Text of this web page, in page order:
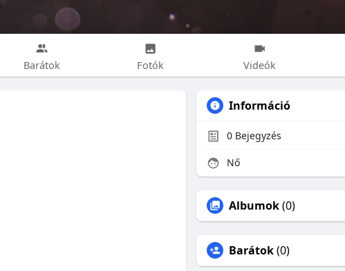
Barátok Fotók Videók
Információ
0 Bejegyzés
Nő
Albumok(0)
Barátok(0)